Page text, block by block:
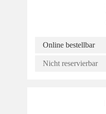
Online bestellbar
Nicht reservierbar